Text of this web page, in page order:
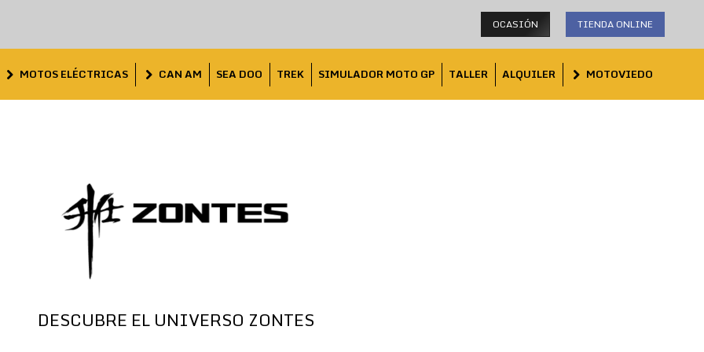
OCASIÓN TIENDA ONLINE
MOTOS ELÉCTRICAS CAN AM SEA DOO TREK SIMULADOR MOTO GP TALLER ALQUILER MOTOVIEDO
DESCUBRE EL UNIVERSO ZONTES